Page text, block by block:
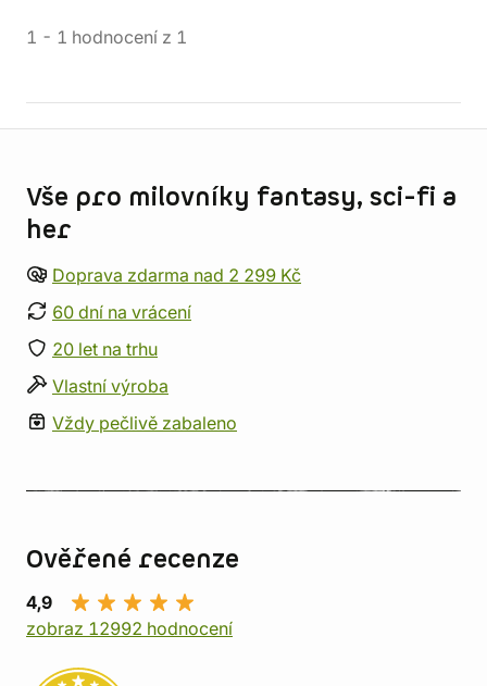
1 - 1 hodnocení z 1
Vše pro milovníky fantasy, sci-fi a
her
Doprava zdarma nad 2 299 Kč
60 dní na vrácení
20 let na trhu
Vlastní výroba
Vždy pečlivě zabaleno
Ověřené recenze
4,9
zobraz 12992 hodnocení